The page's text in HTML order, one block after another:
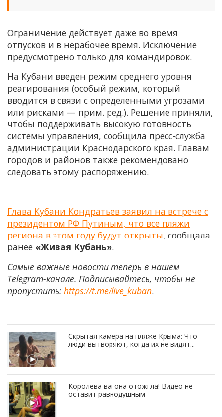
Ограничение действует даже во время
отпусков и в нерабочее время. Исключение
предусмотрено только для командировок.
На Кубани введен режим среднего уровня
реагирования (особый режим, который
вводится в связи с определенными угрозами
или рисками — прим. ред.). Решение приняли,
чтобы поддерживать высокую готовность
системы управления, сообщила пресс-служба
администрации Краснодарского края. Главам
городов и районов также рекомендовано
следовать этому распоряжению.
Глава Кубани Кондратьев заявил на встрече с
президентом РФ Путиным, что все пляжи
региона в этом году будут открыты, сообщала
ранее «Живая Кубань».
Самые важные новости теперь в нашем
Telegram-канале. Подписывайтесь, чтобы не
пропустить: https://t.me/live_kuban.
Скрытая камера на пляже Крыма: Что
люди вытворяют, когда их не видят...
Королева вагона отожгла! Видео не
оставит равнодушным